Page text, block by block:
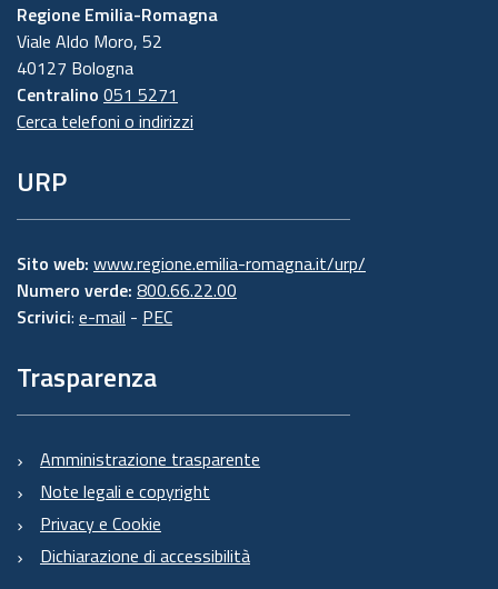
Regione Emilia-Romagna
Viale Aldo Moro, 52
40127 Bologna
Centralino 051 5271
Cerca telefoni o indirizzi
URP
Sito web: www.regione.emilia-romagna.it/urp/
Numero verde: 800.66.22.00
Scrivici: e-mail - PEC
Trasparenza
Amministrazione trasparente
Note legali e copyright
Privacy e Cookie
Dichiarazione di accessibilità